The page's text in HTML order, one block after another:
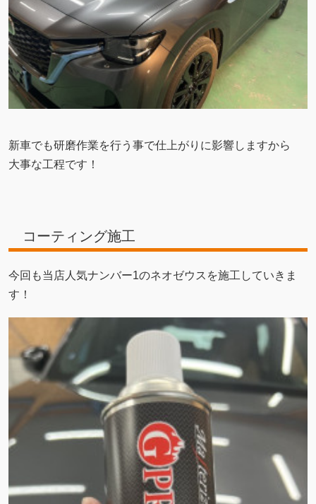
新車でも研磨作業を行う事で仕上がりに影響しますから
大事な工程です！
コーティング施工
今回も当店人気ナンバー1のネオゼウスを施工していきま
す！